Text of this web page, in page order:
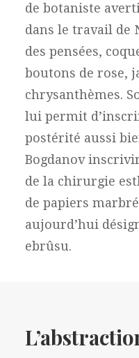
de botaniste
dans le travail de
des pensées,
boutons de rose,
chrysanthèmes.
lui permit
postérité aussi
Bogdanov
de la chirurgie
de papiers
aujourd’hui
ebrûsu.